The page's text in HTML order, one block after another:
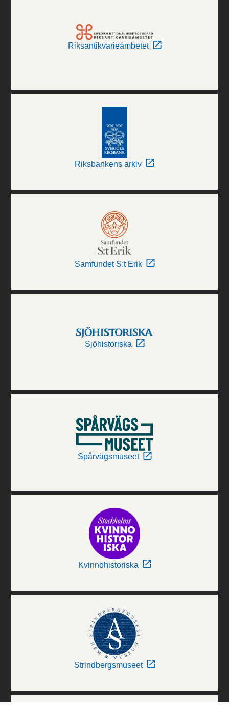
Riksantikvarieämbetet
Riksbankens arkiv
Samfundet S:t Erik
Sjöhistoriska
Spårvägsmuseet
Kvinnohistoriska
Strindbergsmuseet